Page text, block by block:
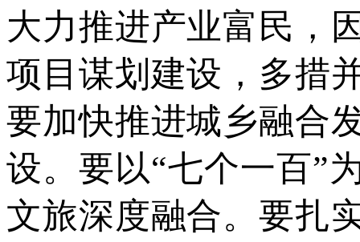
大力推进产业富民，
项目谋划建设，多措
要加快推进城乡融合
设。要以“七个一百”
文旅深度融合。要扎